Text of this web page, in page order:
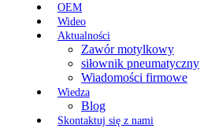
OEM
Wideo
Aktualności
Zawór motylkowy
siłownik pneumatyczny
Wiadomości firmowe
Wiedza
Blog
Skontaktuj się z nami